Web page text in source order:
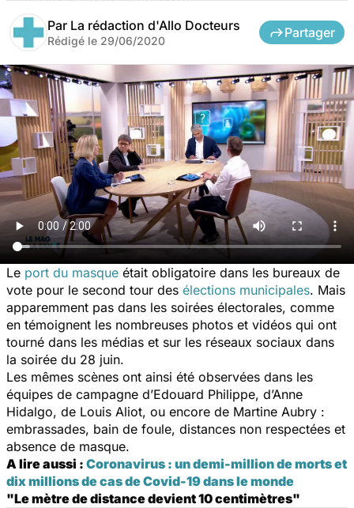
Par La rédaction d'Allo Docteurs
Rédigé le 29/06/2020
Partager
Le port du masque était obligatoire dans les bureaux de
vote pour le second tour des élections municipales. Mais
apparemment pas dans les soirées électorales, comme
en témoignent les nombreuses photos et vidéos qui ont
tourné dans les médias et sur les réseaux sociaux dans
la soirée du 28 juin.
Les mêmes scènes ont ainsi été observées dans les
équipes de campagne d’Edouard Philippe, d’Anne
Hidalgo, de Louis Aliot, ou encore de Martine Aubry :
embrassades, bain de foule, distances non respectées et
absence de masque.
A lire aussi : Coronavirus : un demi-million de morts et
dix millions de cas de Covid-19 dans le monde
"Le mètre de distance devient 10 centimètres"